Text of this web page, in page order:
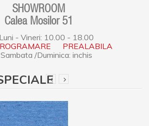
SHOWROOM
Calea Mosilor 51
- Vineri: 10.00 - 18.00
PREALABILA
/Duminica: inchis